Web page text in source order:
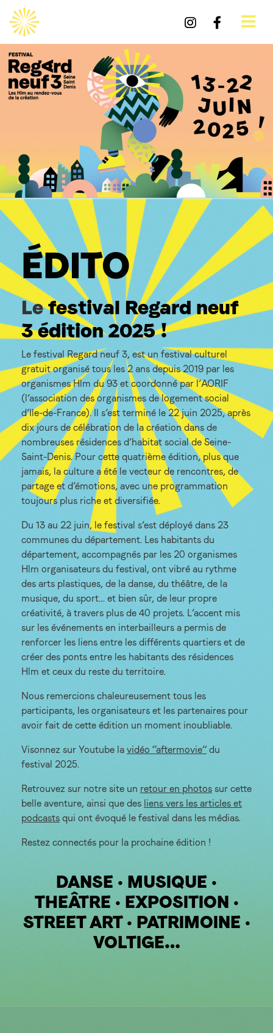
ÉDITO
Lefestival Regard neuf
3 édition 2025 !
Le festival Regard neuf 3, est un festival culturel
gratuit organisé tous les 2 ans depuis 2019 par les
organismes Hlm du 93 et coordonné par l’AORIF
(l’association des organismes de logement social
d’Ile-de-France). Il s’est terminé le 22 juin 2025, après
dix jours de célébration de la création dans de
nombreuses résidences d’habitat social de Seine-
Saint-Denis. Pour cette quatrième édition, plus que
jamais, la culture a été le vecteur de rencontres, de
partage et d’émotions, avec une programmation
toujours plus riche et diversifiée.
Du 13 au 22 juin, le festival s’est déployé dans 23
communes du département. Les habitants du
département, accompagnés par les 20 organismes
Hlm organisateurs du festival, ont vibré au rythme
des arts plastiques, de la danse, du théâtre, de la
musique, du sport… et bien sûr, de leur propre
créativité, à travers plus de 40 projets. L’accent mis
sur les événements en interbailleurs a permis de
renforcer les liens entre les différents quartiers et de
créer des ponts entre les habitants des résidences
Hlm et ceux du reste du territoire.
Nous remercions chaleureusement tous les
participants, les organisateurs et les partenaires pour
avoir fait de cette édition un moment inoubliable.
Visonnez sur Youtube la vidéo “aftermovie” du
festival 2025.
Retrouvez sur notre site un retour en photos sur cette
belle aventure, ainsi que des liens vers les articles et
podcasts qui ont évoqué le festival dans les médias.
Restez connectés pour la prochaine édition !
DANSE • MUSIQUE •
THEÂTRE • EXPOSITION •
STREET ART • PATRIMOINE •
VOLTIGE…